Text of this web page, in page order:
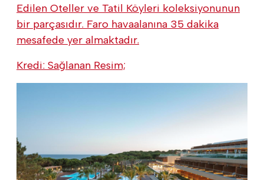
Edilen Oteller ve Tatil Köyleri koleksiyonunun
bir parçasıdır. Faro havaalanına 35 dakika
mesafede yer almaktadır.
Kredi: Sağlanan Resim;